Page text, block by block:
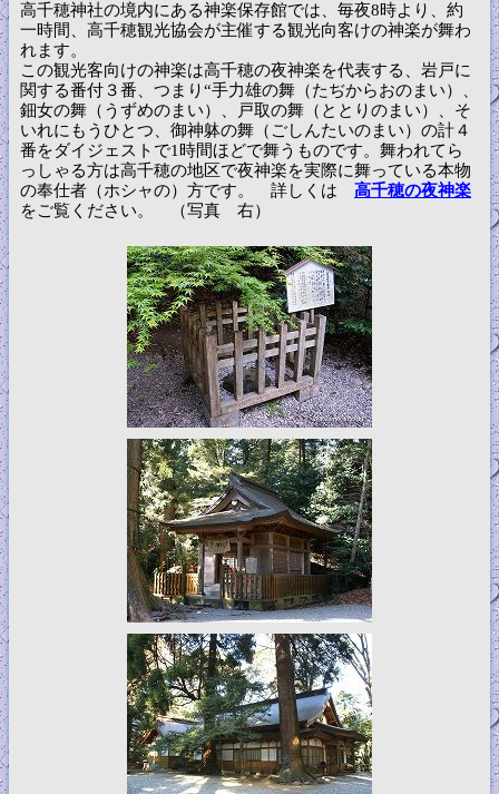
高千穂神社の境内にある神楽保存館では、毎夜8時より、約
一時間、高千穂観光協会が主催する観光向客けの神楽が舞わ
れます。
この観光客向けの神楽は高千穂の夜神楽を代表する、岩戸に
関する番付３番、つまり“手力雄の舞（たぢからおのまい）、
鈿女の舞（うずめのまい）、戸取の舞（ととりのまい）、そ
いれにもうひとつ、御神躰の舞（ごしんたいのまい）の計４
番をダイジェストで1時間ほどで舞うものです。舞われてら
っしゃる方は高千穂の地区で夜神楽を実際に舞っている本物
の奉仕者（ホシャの）方です。 詳しくは 高千穂の夜神楽
をご覧ください。 （写真 右）